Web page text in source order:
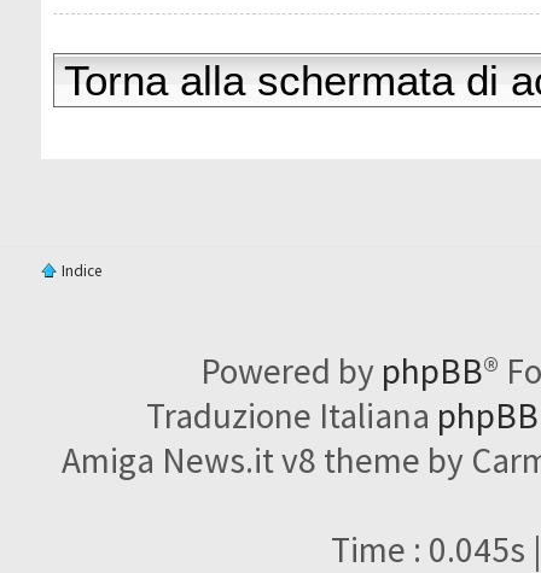
Torna alla schermata di
Indice
Powered by phpBB®
Traduzione Italiana
Amiga News.it v8 theme by
Time : 0.045s